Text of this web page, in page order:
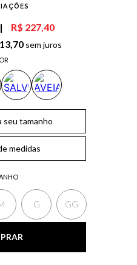
| R$ 227,40
,70 sem juros
G GG
seu tamanho
medidas